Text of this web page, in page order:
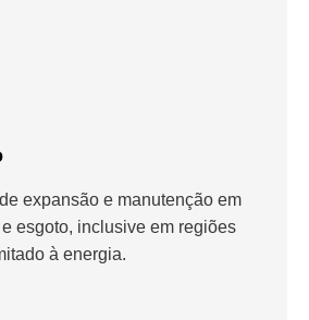
expansão e manutenção em
esgoto, inclusive em regiões
à energia.